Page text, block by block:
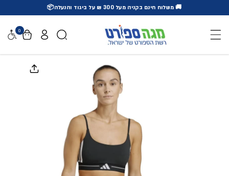
🚚 משלוח חינם בקניה מעל 300 ₪ על ביגוד והנעלה📦
0